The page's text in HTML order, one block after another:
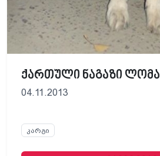
ქართული ნაგაზი ლომა
04.11.2013
კარგი